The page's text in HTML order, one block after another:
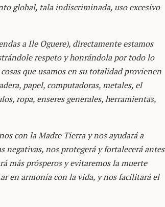
global, tala indiscriminada, uso excesivo
a Ile Oguere), directamente estamos
respeto y honrándola por todo lo
que usamos en su totalidad provienen
papel, computadoras, metales, el
ropa, enseres generales, herramientas,
con la Madre Tierra y nos ayudará a
negativas, nos protegerá y fortalecerá antes
más prósperos y evitaremos la muerte
en armonía con la vida, y nos facilitará el